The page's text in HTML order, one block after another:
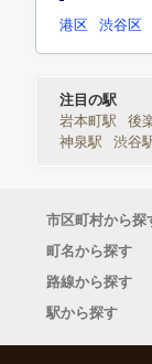
港区 渋谷区
注目の駅
岩本町駅
後
神泉駅
渋谷
市区町村から探
町名から探す
路線から探す
駅から探す